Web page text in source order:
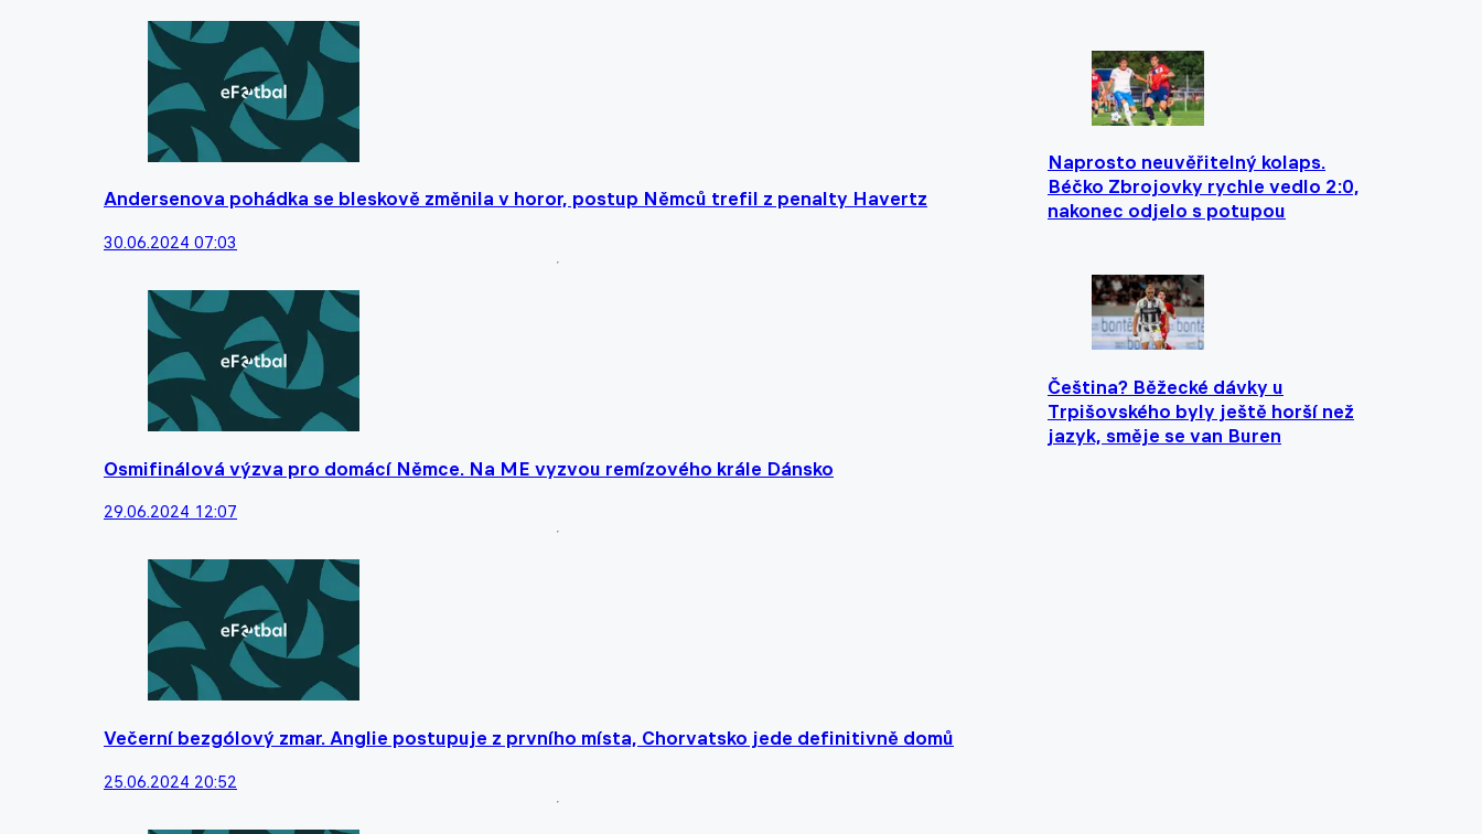
Andersenova pohádka se bleskově změnila v horor, postup Němců trefil z penalty Havertz
30.06.2024 07:03
Osmifinálová výzva pro domácí Němce. Na ME vyzvou remízového krále Dánsko
29.06.2024 12:07
Večerní bezgólový zmar. Anglie postupuje z prvního místa, Chorvatsko jede definitivně domů
25.06.2024 20:52
Naprosto neuvěřitelný kolaps.
Béčko Zbrojovky rychle vedlo 2:0,
nakonec odjelo s potupou
Čeština? Běžecké dávky u
Trpišovského byly ještě horší než
jazyk, směje se van Buren